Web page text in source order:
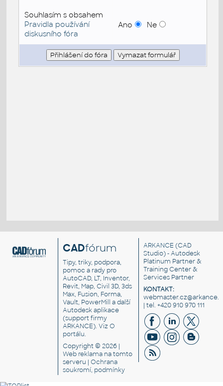
Souhlasím s obsahem
Pravidla používání
diskusního fóra
Ano Ne
CADfórum
Tipy, triky, podpora,
pomoc a rady pro
AutoCAD, LT, Inventor,
Revit, Map, Civil 3D, 3ds
Max, Fusion, Forma,
Vault, PowerMill a další
Autodesk aplikace
(support firmy
ARKANCE). VizO
portálu.
Copyright © 2026 |
Web reklama na tomto
serveru |Ochrana
soukromí, podmínky
ARKANCE (CAD
Studio) - Autodesk
Platinum Partner &
Training Center &
Services Partner
KONTAKT:
| tel. +420 910 970 111